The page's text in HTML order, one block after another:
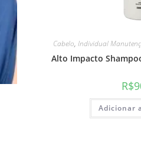
Cabelo, Individual
Alto Impacto
R$
Adicionar